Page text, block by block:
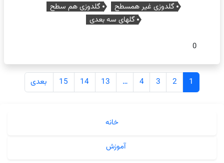
گلدوزی غیر همسطح
گلدوزی هم سطح
گلهای سه بعدی
0
راهبری
نوشته‌ها
1
2
3
4
…
13
14
15 بعدی
خانه
آموزش